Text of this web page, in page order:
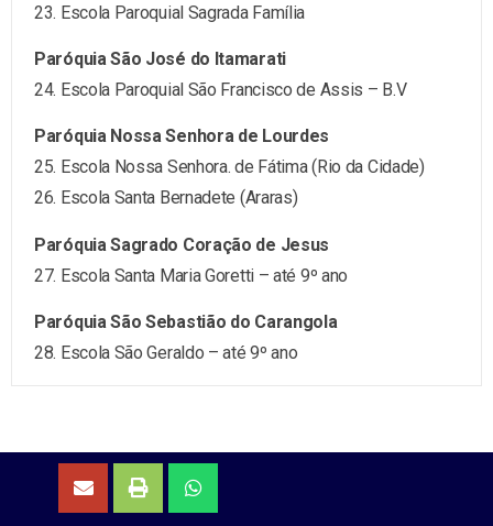
23. Escola Paroquial Sagrada Família
Paróquia São José do Itamarati
24. Escola Paroquial São Francisco de Assis – B.V
Paróquia Nossa Senhora de Lourdes
25. Escola Nossa Senhora. de Fátima (Rio da Cidade)
26. Escola Santa Bernadete (Araras)
Paróquia Sagrado Coração de Jesus
27. Escola Santa Maria Goretti – até 9º ano
Paróquia São Sebastião do Carangola
28. Escola São Geraldo – até 9º ano